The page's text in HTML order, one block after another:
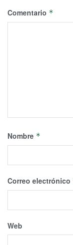
Comentario *
Nombre *
Correo electrónico
Web